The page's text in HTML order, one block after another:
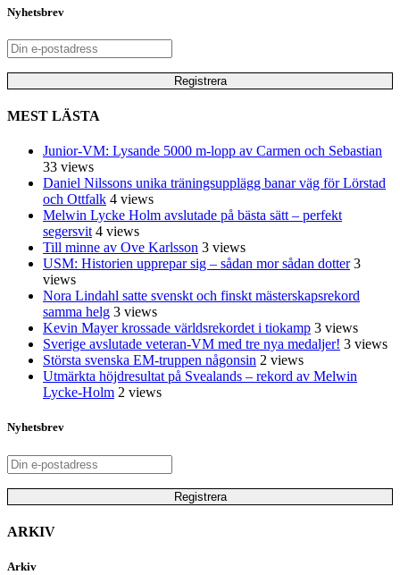
Nyhetsbrev
MEST LÄSTA
Junior-VM: Lysande 5000 m-lopp av Carmen och Sebastian
33 views
Daniel Nilssons unika träningsupplägg banar väg för Lörstad
och Ottfalk 4 views
Melwin Lycke Holm avslutade på bästa sätt – perfekt
segersvit 4 views
Till minne av Ove Karlsson 3 views
USM: Historien upprepar sig – sådan mor sådan dotter 3
views
Nora Lindahl satte svenskt och finskt mästerskapsrekord
samma helg 3 views
Kevin Mayer krossade världsrekordet i tiokamp 3 views
Sverige avslutade veteran-VM med tre nya medaljer! 3 views
Största svenska EM-truppen någonsin 2 views
Utmärkta höjdresultat på Svealands – rekord av Melwin
Lycke-Holm 2 views
Nyhetsbrev
ARKIV
Arkiv